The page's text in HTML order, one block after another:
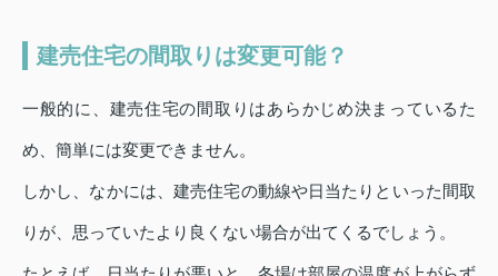
建売住宅の間取りは変更可能？
一般的に、建売住宅の間取りはあらかじめ決まっているた
め、簡単には変更できません。
しかし、なかには、建売住宅の動線や日当たりといった間取
りが、思っていたより良くない場合が出てくるでしょう。